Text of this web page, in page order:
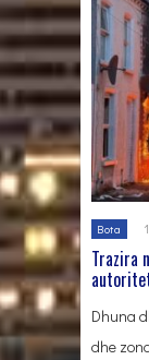
Bota
Trazira
Dhuna
dhe